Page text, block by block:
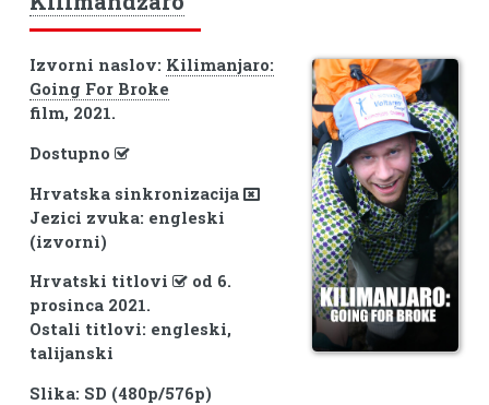
Izvorni naslov: Kilimanjaro:
Going For Broke
film, 2021.
Dostupno
Hrvatska sinkronizacija
Jezici zvuka: engleski
(izvorni)
Hrvatski titlovi
od 6.
prosinca 2021.
Ostali titlovi: engleski,
talijanski
Slika: SD (480p/576p)